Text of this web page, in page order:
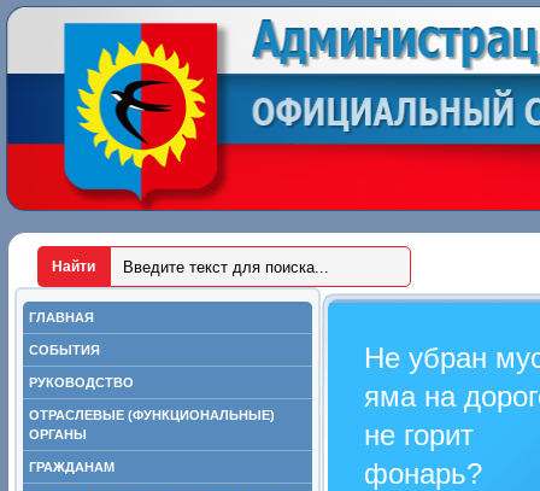
ГЛАВНАЯ
СОБЫТИЯ
РУКОВОДСТВО
ОТРАСЛЕВЫЕ (ФУНКЦИОНАЛЬНЫЕ)
ОРГАНЫ
ГРАЖДАНАМ
Не убран
яма на
не горит
фонарь?